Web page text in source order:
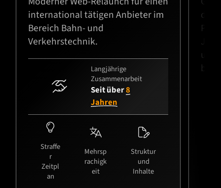
international tätigen Anbieter im
Bereich Bahn- und
Verkehrstechnik.

Langjährige
Zusammenarbeit
Seit über8
Jahren

Straffe
r
Zeitpl
an

Mehrsp
rachigk
eit

Struktur
und
Inhalte
und
bis